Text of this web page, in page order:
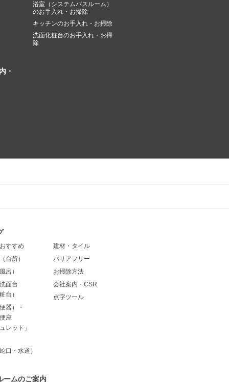
浴室（システムバスルーム）
のお手入れ・お掃除
キッチンのお手入れ・お掃除
洗面化粧台のお手入れ・お掃
除
・
すすめ
台所）
呂）
面台
台）
器）・
座
レット」
口・水道）
建材・タイル
バリアフリー
お掃除方法
会社案内・CSR
点字ツール
ームのご案内